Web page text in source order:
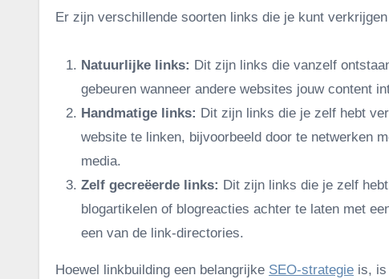
Er zijn verschillende soorten links die je kunt
Natuurlijke links: Dit zijn links die vanzelf
gebeuren wanneer andere websites jouw content
Handmatige links: Dit zijn links die je zelf hebt
website te linken, bijvoorbeeld door te netwerken
media.
Zelf gecreëerde links: Dit zijn links die je zelf
blogartikelen of blogreacties achter te laten met
een van de link-directories.
Hoewel linkbuilding een belangrijke SEO-strategie is, is